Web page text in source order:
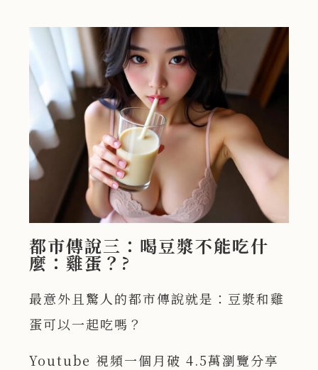
都市傳說三：喝豆漿不能吃什
麼：雞蛋？?
最意外且驚人的都市傳說就是：豆漿和雞
蛋可以一起吃嗎？
Youtube 視頻一個月破 4.5萬瀏覽分享